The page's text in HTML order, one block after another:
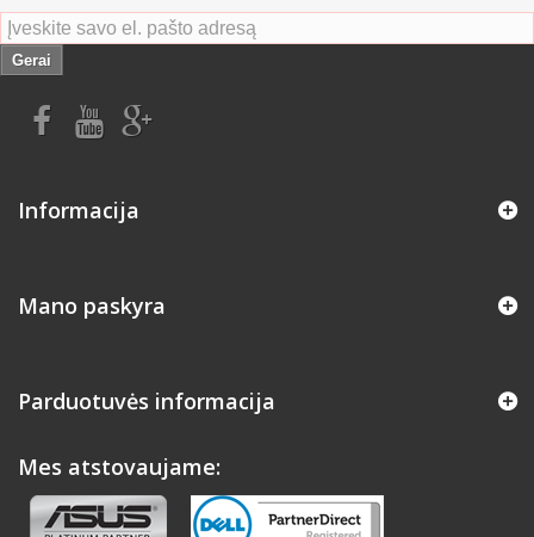
Gerai
Informacija
Mano paskyra
Parduotuvės informacija
Mes atstovaujame: